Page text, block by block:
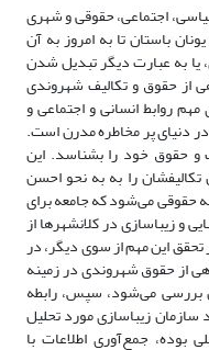
اجتماعی، حقوقی و شهری
باستان تا به امروز به آن
به عبارت دیگر تبدیل شدن
از حقوق و تکالیف شهروندی
روابط انسانی و اجتماعی و
دنیای پر مخاطره مدرن است.
حقوق خود را بشناسد. این
را به به نحو احسن
حقوقی می‌شود که جامعه برای
و زیباسازی در کلانشهرها از
این مهم از سوی دیگر، در
از حقوق شهروندی در زمینه
6 کلانشهر تهران بررسی می‌شود، سپس، رابطه
زیباسازی مورد تحلیل
بوده، جمع‌آوری اطلاعات با